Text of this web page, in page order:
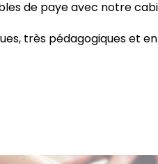
de paye avec notre
très pédagogiques et